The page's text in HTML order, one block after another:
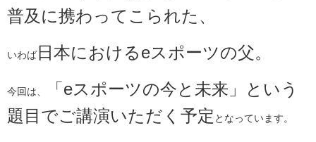
普及に携わってこられた、
いわば 日本におけるeスポーツの父。
今回は、
「eスポーツの今と未来」という
題目でご講演いただく予定 となっています。